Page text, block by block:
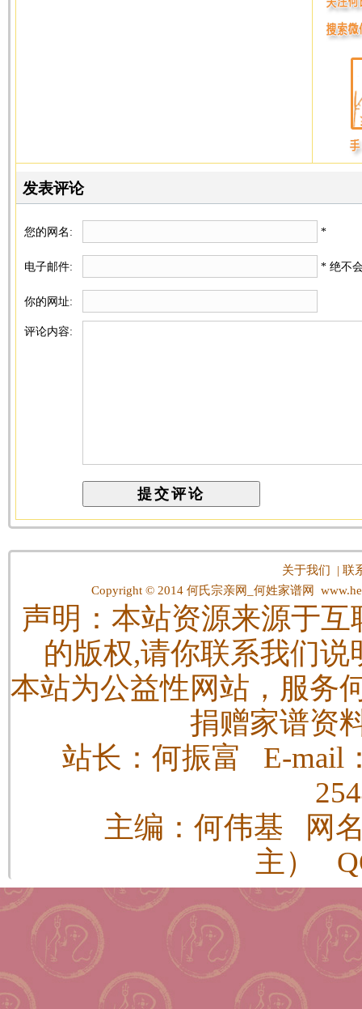
发表评论
您的网名: *
电子邮件: * 绝不
你的网址:
评论内容:
关于我们 |联
Copyright © 2014 何氏宗亲网_何姓家谱网
声明：本站资源来源于
的版权,请你联系我们
本站为公益性网站，服务
捐赠家谱资
站长：何振富 E-mail
主编：何伟基 网
主）